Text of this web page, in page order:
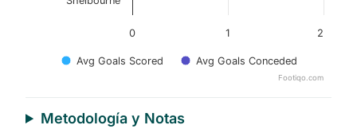
Avg Goals Scored Avg Goals Conceded
0 1 2
Footiqo.com
Metodología y Notas